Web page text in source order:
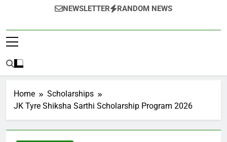
NEWSLETTER RANDOM NEWS
Home
Scholarships
JK Tyre Shiksha Sarthi Scholarship Program 2026